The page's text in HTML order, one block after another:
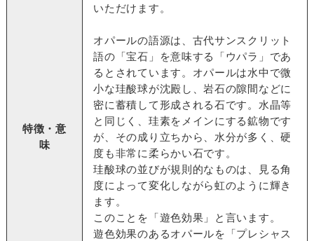
特徴・意
味
いただけます。
オパールの語源は、古代サンスクリット
語の「宝石」を意味する「ウパラ」であ
るとされています。オパールは水中で微
小な珪酸球が沈殿し、岩石の隙間などに
密に蓄積して形成される石です。水晶等
と同じく、珪素をメインにする鉱物です
が、その成り立ちから、水分が多く、硬
度も非常に柔らかい石です。
珪酸球の並びが規則的なものは、見る角
度によって変化しながら虹のように輝き
ます。
このことを「遊色効果」と言います。
遊色効果のあるオパールを「プレシャス